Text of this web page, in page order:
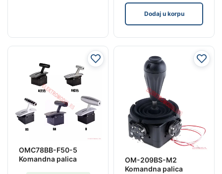
Dodaj u korpu
OMC78BB-F50-5
Komandna palica
OM-209BS-M2
Komandna palica